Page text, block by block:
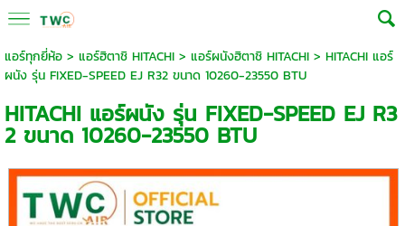
แอร์ทุกยี่ห้อ> แอร์ฮิตาชิ HITACHI> แอร์ผนังฮิตาชิ HITACHI> HITACHI แอร์
ผนัง รุ่น FIXED-SPEED EJ R32 ขนาด 10260-23550 BTU
HITACHI แอร์ผนัง รุ่น FIXED-SPEED EJ R3
2 ขนาด 10260-23550 BTU